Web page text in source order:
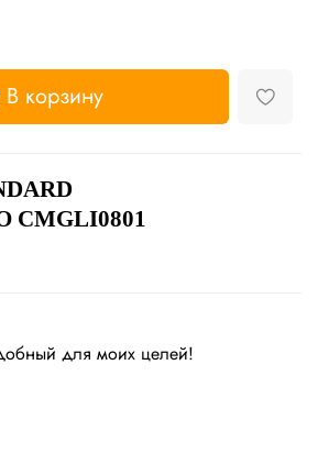
В корзину
CMGLI0801
для моих целей!